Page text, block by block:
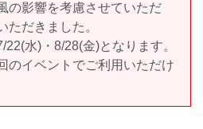
の影響を考慮させていただ
ただきました。
水)・8/28(金)となります。
のイベントでご利用いただけ